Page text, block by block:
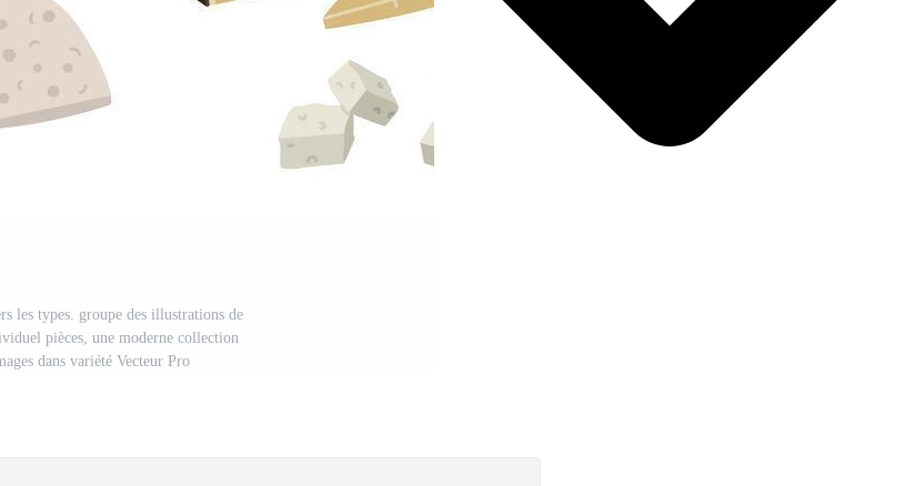
les types. groupe des illustrations de
pièces, une moderne collection
dans variété Vecteur Pro